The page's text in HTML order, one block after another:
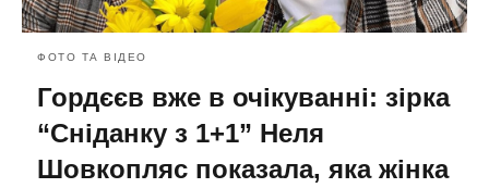
ФОТО ТА ВІДЕО
Гордєєв вже в очікуванні: зірка
“Сніданку з 1+1” Неля
Шовкопляс показала, яка жінка